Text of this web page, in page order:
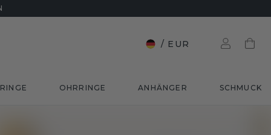
/ EUR
OHRRINGE ANHÄNGER SCHMUCK